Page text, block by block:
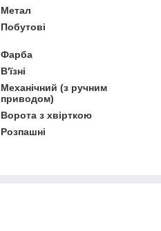
Метал
Побутові
Фарба
В'їзні
Механічний (з ручним
приводом)
Ворота з хвірткою
Розпашні